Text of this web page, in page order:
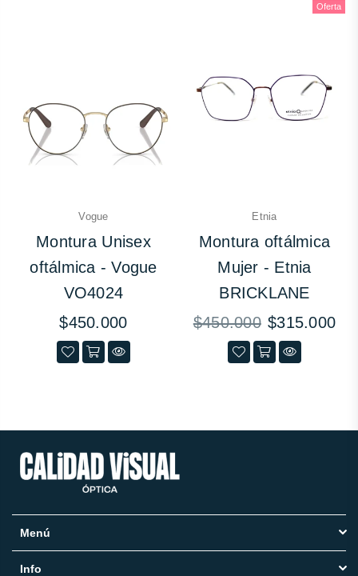
Vogue
Montura Unisex
oftálmica - Vogue
VO4024
Precio
habitual
$450.000
Oferta
Etnia
Montura oftálmica
Mujer - Etnia
BRICKLANE
Precio
habitual
$450.000 $315.000
Menú
Info